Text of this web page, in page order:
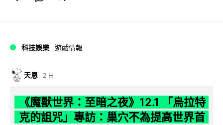
科技娛樂 遊戲情報
天恩 2 日
《魔獸世界：至暗之夜》12.1 「烏拉特
克的詛咒」專訪：巢穴不為提高世界首